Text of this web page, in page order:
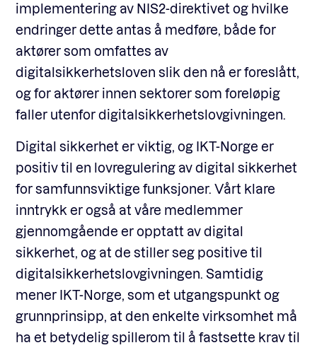
implementering av NIS2-direktivet og hvilke
endringer dette antas å medføre, både for
aktører som omfattes av
digitalsikkerhetsloven slik den nå er foreslått,
og for aktører innen sektorer som foreløpig
faller utenfor digitalsikkerhetslovgivningen.
Digital sikkerhet er viktig, og IKT-Norge er
positiv til en lovregulering av digital sikkerhet
for samfunnsviktige funksjoner. Vårt klare
inntrykk er også at våre medlemmer
gjennomgående er opptatt av digital
sikkerhet, og at de stiller seg positive til
digitalsikkerhetslovgivningen. Samtidig
mener IKT-Norge, som et utgangspunkt og
grunnprinsipp, at den enkelte virksomhet må
ha et betydelig spillerom til å fastsette krav til